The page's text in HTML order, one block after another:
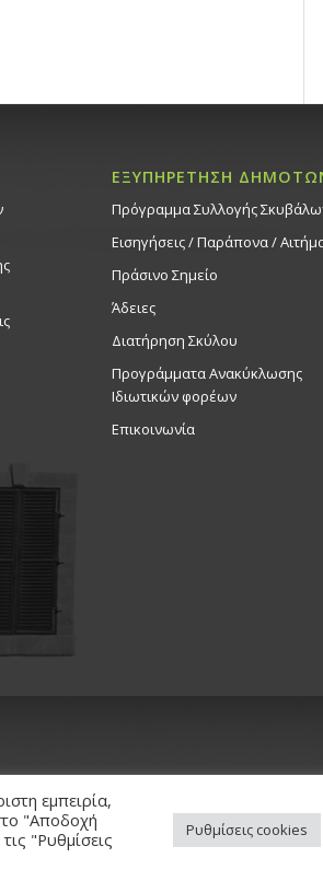
ΕΞΥΠΗΡΕΤΗΣΗ
Πρόγραμμα Συλλογής
Εισηγήσεις / Παράπονα /
Πράσινο Σημείο
Άδειες
Διατήρηση Σκύλου
Προγράμματα Ανακύκλωσης
Ιδιωτικών φορέων
Επικοινωνία
εμπειρία,
"Αποδοχή
"Ρυθμίσεις
Ρυθμίσεις cookies